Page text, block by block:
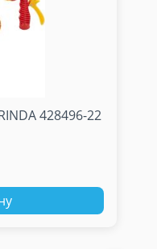
428496-22